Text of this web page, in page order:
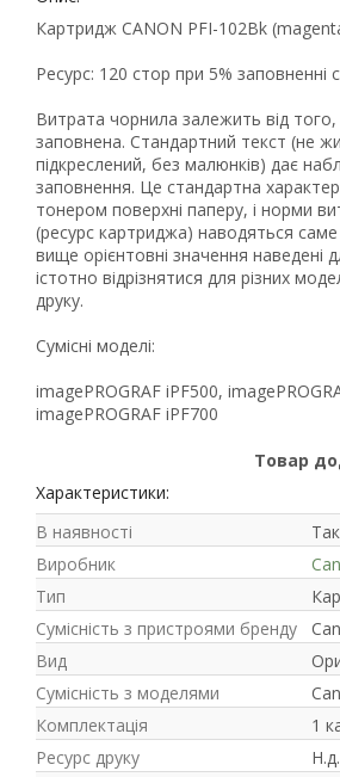
Рейтинг
90
19
21
Картридж CANON PFI-102Bk
Ресурс: 120 стор при 5% заповненні
Витрата чорнила залежить від того,
заповнена. Стандартний текст (не
підкреслений, без малюнків) дає
заповнення. Це стандартна
тонером поверхні паперу, і норми
(ресурс картриджа) наводяться саме
вище орієнтовні значення наведені
істотно відрізнятися для різних
друку.
Сумісні моделі:
imagePROGRAF iPF500,
imagePROGRAF iPF700
Товар
Характеристики:
В наявності
Так
Виробник
Тип
Сумісність з пристроями бренду
Вид
Сумісність з моделями
Комплектація
1
Ресурс друку
Н.д.